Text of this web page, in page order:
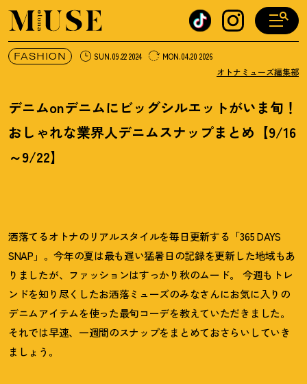
オトナミューズ ウェブ
FASHION SUN.09.22 2024 MON.04.20 2026
オトナミューズ編集部
デニムonデニムにビッグシルエットがいま旬 ！
おしゃれな業界人デニムスナップまとめ【9/16
～9/22】
洒落てるオトナのリアルスタイルを毎日更新する「365 DAYS
SNAP」。今年の夏は最も遅い猛暑日の記録を更新した地域もあ
りましたが、ファッションはすっかり秋のムード。 今週もトレ
ンドを知り尽くしたお洒落ミューズのみなさんにお気に入りの
デニムアイテムを使った最旬コーデを教えていただきました。
それでは早速、一週間のスナップをまとめておさらいしていき
ましょう。